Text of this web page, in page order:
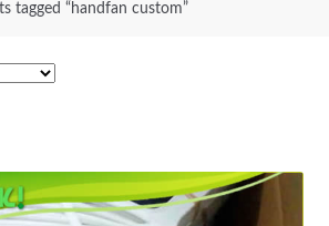
tagged “handfan custom”